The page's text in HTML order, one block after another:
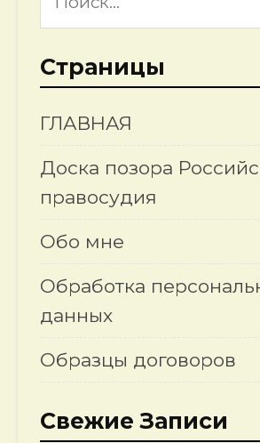
Страницы
ГЛАВНАЯ
Доска позора
правосудия
Обо мне
Обработка
данных
Образцы договоров
Свежие Записи